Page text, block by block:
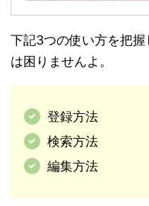
下記3つの使い方を把
は困りませんよ。
登録方法
検索方法
編集方法